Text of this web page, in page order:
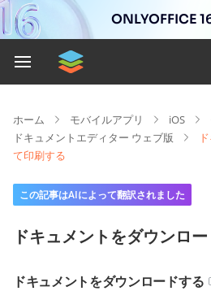
ONLYOFFICE
ホーム モバイルアプリ iOS
ドキュメントエディター ウェブ版
て印刷する
この記事はAIによって翻訳されました
ドキュメントをダウンロ
ドキュメントをダウンロードする